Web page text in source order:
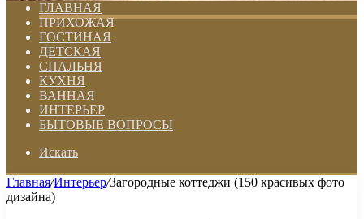
ГЛАВНАЯ
ПРИХОЖАЯ
ГОСТИНАЯ
ДЕТСКАЯ
СПАЛЬНЯ
КУХНЯ
ВАННАЯ
ИНТЕРЬЕР
БЫТОВЫЕ ВОПРОСЫ
Искать
Главная/Интерьер/Загородные коттеджи (150 красивых фото
дизайна)